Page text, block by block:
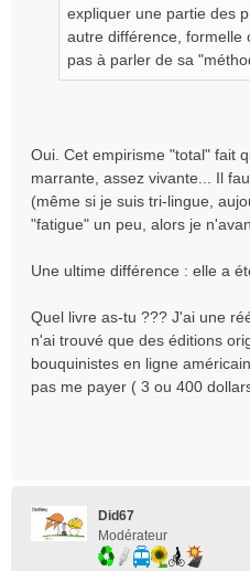
expliquer une partie des
autre différence, formelle
pas à parler de sa
Oui. Cet empirisme "total" fait
marrante, assez vivante... Il
(même si je suis tri-lingue,
"fatigue" un peu, alors je
Une ultime différence : elle a
Quel livre as-tu ??? J'ai une
n'ai trouvé que des éditions
bouquinistes en ligne
pas me payer ( 3 ou 400
Did67
Modérateur